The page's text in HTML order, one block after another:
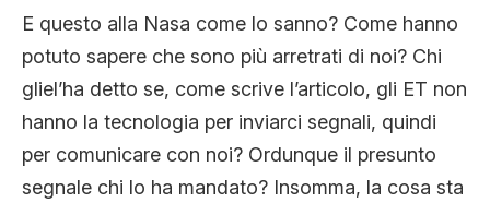
E questo alla Nasa come lo sanno? Come hanno
potuto sapere che sono più arretrati di noi? Chi
gliel’ha detto se, come scrive l’articolo, gli ET non
hanno la tecnologia per inviarci segnali, quindi
per comunicare con noi? Ordunque il presunto
segnale chi lo ha mandato? Insomma, la cosa sta